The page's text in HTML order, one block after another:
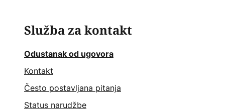
Služba za kontakt
Odustanak od ugovora
Kontakt
Često postavljana pitanja
Status narudžbe